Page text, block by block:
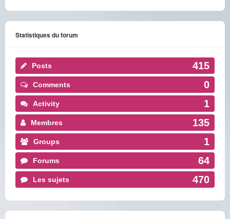
Statistiques du forum
Posts 415
Comments 0
Activity 1
Membres 135
Groups 1
Forums 64
Les sujets 470